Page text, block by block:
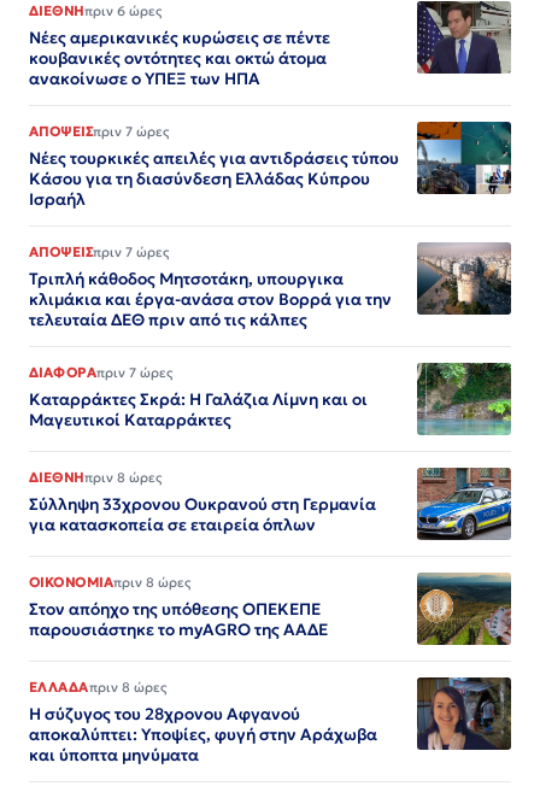
ΔΙΕΘΝΗπριν 6 ώρες
Νέες αμερικανικές κυρώσεις σε πέντε
κουβανικές οντότητες και οκτώ άτομα
ανακοίνωσε ο ΥΠΕΞ των ΗΠΑ
ΑΠΟΨΕΙΣπριν 7 ώρες
Νέες τουρκικές απειλές για αντιδράσεις τύπου
Κάσου για τη διασύνδεση Ελλάδας Κύπρου
Ισραήλ
ΑΠΟΨΕΙΣπριν 7 ώρες
Τριπλή κάθοδος Μητσοτάκη, υπουργικα
κλιμάκια και έργα-ανάσα στον Βορρά για την
τελευταία ΔΕΘ πριν από τις κάλπες
ΔΙΑΦΟΡΑπριν 7 ώρες
Καταρράκτες Σκρά: Η Γαλάζια Λίμνη και οι
Μαγευτικοί Καταρράκτες
ΔΙΕΘΝΗπριν 8 ώρες
Σύλληψη 33χρονου Ουκρανού στη Γερμανία
για κατασκοπεία σε εταιρεία όπλων
ΟΙΚΟΝΟΜΙΑπριν 8 ώρες
Στον απόηχο της υπόθεσης ΟΠΕΚΕΠΕ
παρουσιάστηκε το myAGRO της ΑΑΔΕ
ΕΛΛΑΔΑπριν 8 ώρες
Η σύζυγος του 28χρονου Αφγανού
αποκαλύπτει: Υποψίες, φυγή στην Αράχωβα
και ύποπτα μηνύματα